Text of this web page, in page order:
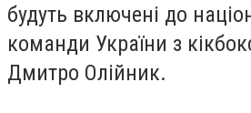
будуть включені до
команди України з
Дмитро Олійник.